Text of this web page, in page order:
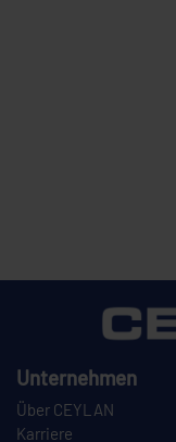
Unternehmen
Über CEYLAN
Karriere